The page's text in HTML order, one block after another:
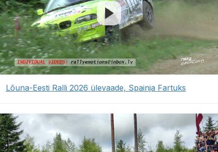
Lõuna-Eesti Ralli 2026 ülevaade, Spainja Fartuks